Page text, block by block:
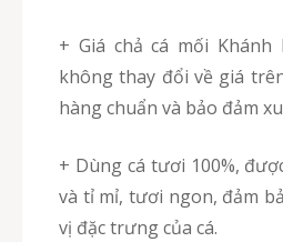
+ Giá chả cá mối Khánh Hòa luôn cam kết
không thay đổi về giá
hàng chuẩn và bảo đảm
+ Dùng cá tươi 100%, được chế biến kĩ lưỡng
và tỉ mỉ, tươi ngon, đảm
vị đặc trưng của cá.